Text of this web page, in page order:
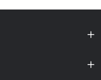
制創意。使用 3D 列印
列印讓整個過程多了一
須雕刻刀，也不用擔心
你可能立即成為校園中